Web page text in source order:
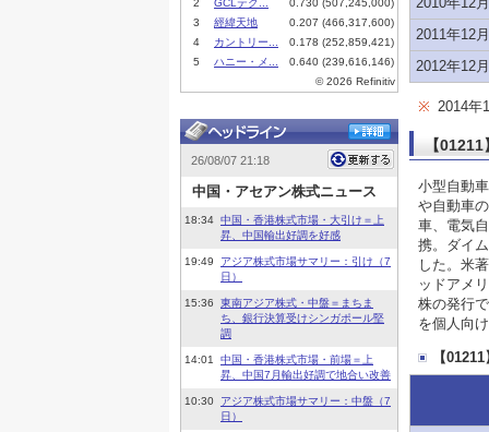
2011年12月
2012年12月
※ 2014
【
小型自動
や自動車
車、電気
携。ダイ
した。米
ッドアメ
株の発行
を個人向
【